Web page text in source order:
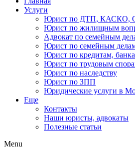
Услуги
Юрист по ДТП, КАСКО,
Юрист по жилищным
Адвокат по семейным
Юрист по семейным
Юрист по кредитам,
Юрист по трудовым
Юрист по наследству
Юрист по ЗПП
Юридические услуги в
Еще
Контакты
Наши юристы, адвокаты
Полезные статьи
Menu